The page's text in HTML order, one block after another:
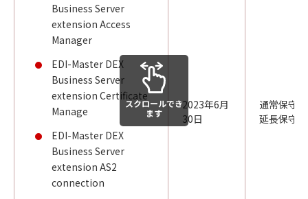
Business Server
extension Access
Manager
EDI-Master DEX
Business Server
extension Certificate
Manage
EDI-Master DEX
Business Server
extension AS2
connection
2023年6月
30日
通常保守
延長保守
スクロールでき
ます